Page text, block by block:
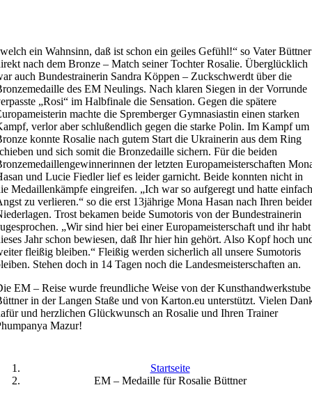
ein Wahnsinn, daß ist schon ein geiles Gefühl!“ so Vater Büttner
nach dem Bronze – Match seiner Tochter Rosalie. Überglücklich
auch Bundestrainerin Sandra Köppen – Zuckschwerdt über die
des EM Neulings. Nach klaren Siegen in der Vorrunde
„Rosi“ im Halbfinale die Sensation. Gegen die spätere
machte die Spremberger Gymnasiastin einen starken
verlor aber schlußendlich gegen die starke Polin. Im Kampf um
konnte Rosalie nach gutem Start die Ukrainerin aus dem Ring
und sich somit die Bronzedaille sichern. Für die beiden
der letzten Europameisterschaften
und Lucie Fiedler lief es leider garnicht. Beide konnten nicht in
Medaillenkämpfe eingreifen. „Ich war so aufgeregt und hatte einfach
zu verlieren.“ so die erst 13jährige Mona Hasan nach Ihren
Trost bekamen beide Sumotoris von der Bundestrainerin
„Wir sind hier bei einer Europameisterschaft und ihr habt
Jahr schon bewiesen, daß Ihr hier hin gehört. Also Kopf hoch
fleißig bleiben.“ Fleißig werden sicherlich all unsere Sumotoris
Stehen doch in 14 Tagen noch die Landesmeisterschaften an.
EM – Reise wurde freundliche Weise von der Kunsthandwerkstube
in der Langen Staße und von Karton.eu unterstützt. Vielen
und herzlichen Glückwunsch an Rosalie und Ihren Trainer
Mazur!
Startseite
EM – Medaille für Rosalie Büttner